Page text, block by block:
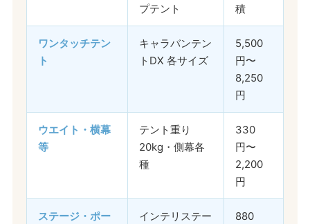
プテント
積
ワンタッチテン
ト
キャラバンテン
トDX 各サイズ
5,500
円〜
8,250
円
ウエイト・横幕
等
テント重り
20kg・側幕各
種
330
円〜
2,200
円
ステージ・ポー インテリステー 880